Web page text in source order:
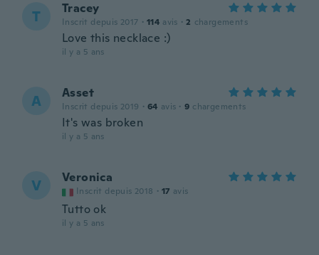
T Tracey
Inscrit depuis 2017 · 114 avis · 2 chargements
Love this necklace :)
il y a 5 ans
A Asset
Inscrit depuis 2019 · 64 avis · 9 chargements
It's was broken
il y a 5 ans
V Veronica
Inscrit depuis 2018 · 17 avis
Tutto ok
il y a 5 ans